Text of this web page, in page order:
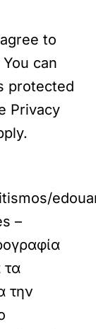
to
can
protected
Privacy
–
τα
την